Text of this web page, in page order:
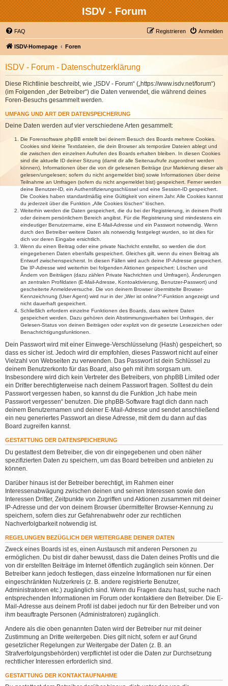
ISDV - Forum
FAQ Anmelden
Registrieren
ISDV-Homepage Foren
ISDV - Forum - Datenschutzerklärung
Diese Richtlinie beschreibt, wie „ISDV - Forum“ („https://www.isdv.net/forum“)
(im Folgenden „der Betreiber“) die Daten verwendet, die während deines
Foren-Besuchs gesammelt werden.
UMFANG UND ART DER DATENSPEICHERUNG
Deine Daten werden auf vier verschiedene Arten gesammelt:
Die Forensoftware phpBB erstellt bei deinem Besuch des Boards mehrere Cookies.
Cookies sind kleine Textdateien, die dein Browser als temporäre Dateien ablegt und
die zwischen den einzelnen Aufrufen des Boards erhalten bleiben. In diesen Cookies
sind die aktuelle ID deiner Sitzung (damit dir alle Seitenaufrufe zugeordnet werden
können), Informationen über die von dir gelesenen Beiträge (zur Markierung dieser als
gelesen/ungelesen; sofern du nicht angemeldet bist) sowie Informationen über deine
Teilnahme an Umfragen (sofern du nicht angemeldet bist) gespeichert. Ferner werden
deine Benutzer-ID, ein Authentifizierungsschlüssel und eine Session-ID gespeichert.
Die Cookies haben standardmäßig eine Gültigkeit von einem Jahr. Alle Cookies kannst
du jederzeit über die Funktion „Alle Cookies löschen“ löschen.
Weiterhin werden die Daten gespeichert, die du bei der Registrierung, in deinem Profil
oder deinem persönlichem Bereich angibst. Für die Registrierung sind mindestens ein
eindeutiger Benutzername, eine E-Mail-Adresse und ein Passwort notwendig. Wenn
durch den Betreiber weitere Daten als notwendig festgelegt wurden, so ist dies für
dich vor deren Eingabe ersichtlich.
Wenn du einen Beitrag oder eine private Nachricht erstellst, so werden die dort
eingegebenen Daten ebenfalls gespeichert. Gleiches gilt, wenn du einen Beitrag als
Entwurf zwischenspeicherst. In diesen Fällen wird auch deine IP-Adresse gespeichert.
Die IP-Adresse wird weiterhin bei folgenden Aktionen gespeichert: Löschen und
Ändern von Beiträgen (dazu zählen Private Nachrichten und Umfragen), Änderungen
an zentralen Profildaten (E-Mail-Adresse, Kontoaktivierung, Benutzer-Passwort) und
gescheiterte Anmeldeversuche. Die von deinem Browser übermittelte Browser-
Kennzeichnung (User Agent) wird nur in der „Wer ist online?“-Funktion angezeigt und
nicht dauerhaft gespeichert.
Schließlich erfordern einzelne Funktionen des Boards, dass weitere Daten
gespeichert werden. Dazu gehören dein Abstimmungsverhalten bei Umfragen, der
Gelesen-Status von deinen Beiträgen oder explizit von dir gesetzte Lesezeichen oder
Benachrichtigungsfunktionen.
Dein Passwort wird mit einer Einwege-Verschlüsselung (Hash) gespeichert, so
dass es sicher ist. Jedoch wird dir empfohlen, dieses Passwort nicht auf einer
Vielzahl von Webseiten zu verwenden. Das Passwort ist dein Schlüssel zu
deinem Benutzerkonto für das Board, also geh mit ihm sorgsam um.
Insbesondere wird dich kein Vertreter des Betreibers, von phpBB Limited oder
ein Dritter berechtigterweise nach deinem Passwort fragen. Solltest du dein
Passwort vergessen haben, so kannst du die Funktion „Ich habe mein
Passwort vergessen“ benutzen. Die phpBB-Software fragt dich dann nach
deinem Benutzernamen und deiner E-Mail-Adresse und sendet anschließend
ein neu generiertes Passwort an diese Adresse, mit dem du dann auf das
Board zugreifen kannst.
GESTATTUNG DER DATENSPEICHERUNG
Du gestattest dem Betreiber, die von dir eingegebenen und oben näher
spezifizierten Daten zu speichern, um das Board betreiben und anbieten zu
können.
Darüber hinaus ist der Betreiber berechtigt, im Rahmen einer
Interessenabwägung zwischen deinen und seinen Interessen sowie den
Interessen Dritter, Zeitpunkte von Zugriffen und Aktionen zusammen mit deiner
IP-Adresse und der von deinem Browser übermittelter Browser-Kennung zu
speichern, sofern dies zur Gefahrenabwehr oder zur rechtlichen
Nachverfolgbarkeit notwendig ist.
REGELUNGEN BEZÜGLICH DER WEITERGABE DEINER DATEN
Zweck eines Boards ist es, einen Austausch mit anderen Personen zu
ermöglichen. Du bist dir daher bewusst, dass die Daten deines Profils und die
von dir erstellten Beiträge im Internet öffentlich zugänglich sein können. Der
Betreiber kann jedoch festlegen, dass einzelne Informationen nur für einen
eingeschränkten Nutzerkreis (z. B. andere registrierte Benutzer,
Administratoren etc.) zugänglich sind. Wenn du Fragen dazu hast, suche nach
entsprechenden Informationen im Forum oder kontaktiere den Betreiber. Die E-
Mail-Adresse aus deinem Profil ist dabei jedoch nur für den Betreiber und von
ihm beauftragte Personen (Administratoren) zugänglich.
Andere als die oben genannten Daten wird der Betreiber nur mit deiner
Zustimmung an Dritte weitergeben. Dies gilt nicht, sofern er auf Grund
gesetzlicher Regelungen zur Weitergabe der Daten (z. B. an
Strafverfolgungsbehörden) verpflichtet ist oder die Daten zur Durchsetzung
rechtlicher Interessen erforderlich sind.
GESTATTUNG DER KONTAKTAUFNAHME